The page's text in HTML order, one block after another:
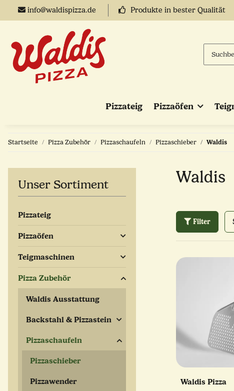
info@waldispizza.de Produkte in bester Qualität
Pizzateig Pizzaöfen
Startseite Pizza Zubehör Pizzaschaufeln Pizzaschieber Waldis
Waldis
Filter
Waldis Pizza
Unser Sortiment
Pizzateig
Pizzaöfen
Teigmaschinen
Pizza Zubehör
Waldis Ausstattung
Backstahl & Pizzastein
Pizzaschaufeln
Pizzaschieber
Pizzawender